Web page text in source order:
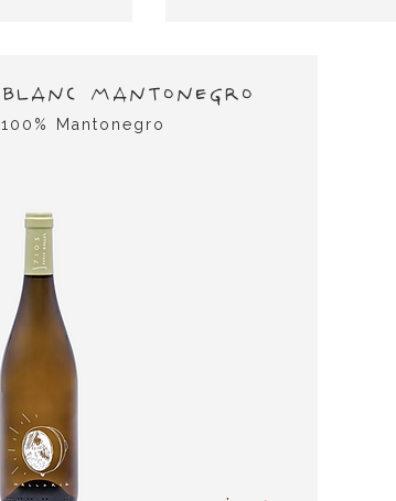
100% Mantonegro
BLANC MANTONEGRO